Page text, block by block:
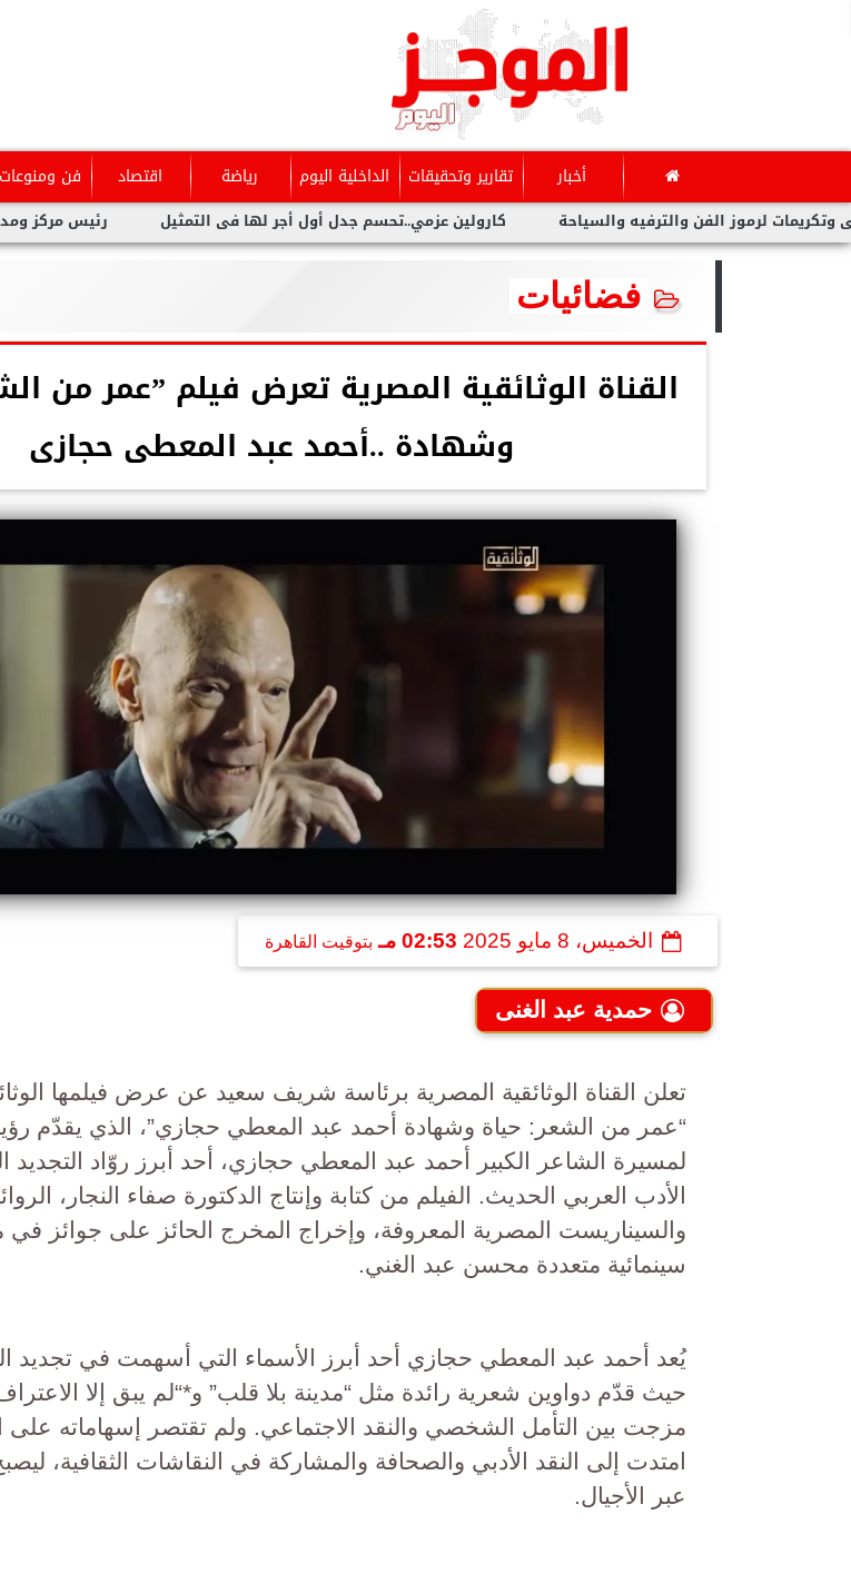
أخبار تقارير وتحقيقات الداخلية اليوم رياضة اقتصاد فن ومنوعات
رئيس مركز ومدينة أبوكبير يتفقد كارولين عزمي..تحسم جدل أول أجر لها فى التمثيل والترفيه والسياحة
فضائيات
القناة الوثائقية المصرية تعرض فيلم ”عمر من
وشهادة ..أحمد عبد المعطى حجازى
الخميس، 8 مايو 2025 02:53 مـ بتوقيت القاهرة
حمدية عبد الغنى
تعلن القناة الوثائقية المصرية برئاسة شريف سعيد عن عرض فيلمها
“عمر من الشعر: حياة وشهادة أحمد عبد المعطي حجازي”، الذي يقدّم
لمسيرة الشاعر الكبير أحمد عبد المعطي حجازي، أحد أبرز روّاد
الأدب العربي الحديث. الفيلم من كتابة وإنتاج الدكتورة صفاء النجار،
والسيناريست المصرية المعروفة، وإخراج المخرج الحائز على جوائز في
سينمائية متعددة محسن عبد الغني.
يُعد أحمد عبد المعطي حجازي أحد أبرز الأسماء التي أسهمت في تجديد
حيث قدّم دواوين شعرية رائدة مثل “مدينة بلا قلب” و*“لم يبق إلا
مزجت بين التأمل الشخصي والنقد الاجتماعي. ولم تقتصر إسهاماته على
امتدت إلى النقد الأدبي والصحافة والمشاركة في النقاشات الثقافية،
عبر الأجيال.